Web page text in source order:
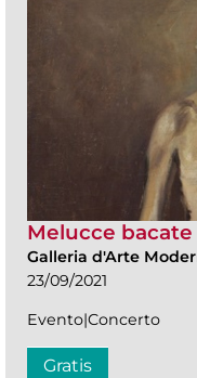
Melucce
Galleria d'Arte
23/09/2021
Evento|Concerto
Gratis